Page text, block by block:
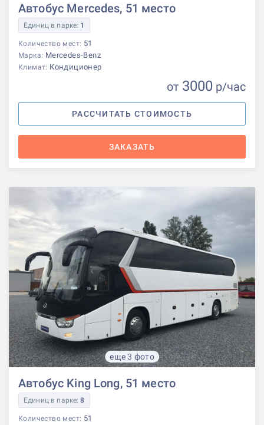
Автобус Mercedes, 51 место
Единиц в парке: 1
Количество мест: 51
Марка: Mercedes-Benz
Климат: Кондиционер
от 3000 р/час
РАССЧИТАТЬ СТОИМОСТЬ
ЗАКАЗАТЬ
еще 3 фото
Автобус King Long, 51 место
Единиц в парке:8
Количество мест: 51